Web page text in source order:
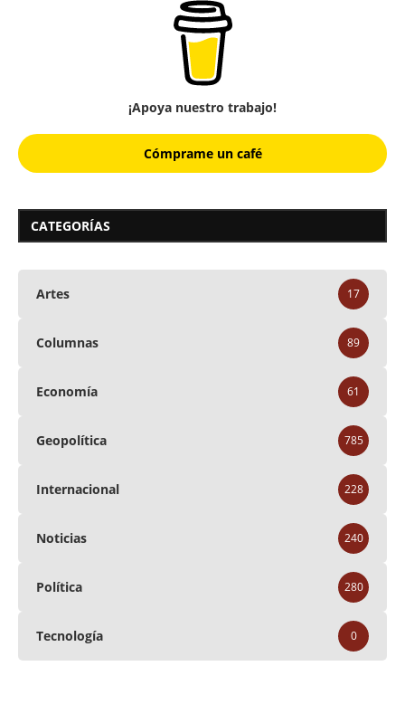
¡Apoya nuestro trabajo!
Cómprame un café
CATEGORÍAS
Artes 17
Columnas 89
Economía 61
Geopolítica 785
Internacional 228
Noticias 240
Política 280
Tecnología 0